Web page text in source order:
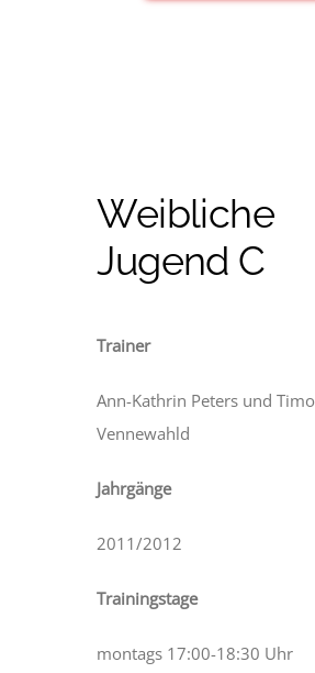
Weibliche
Jugend C
Trainer
Ann-Kathrin Peters und Timo
Vennewahld
Jahrgänge
2011/2012
Trainingstage
montags 17:00-18:30 Uhr